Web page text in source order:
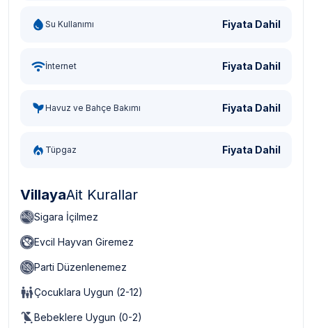
Su Kullanımı Fiyata Dahil
İnternet Fiyata Dahil
Havuz ve Bahçe Bakımı Fiyata Dahil
Tüpgaz Fiyata Dahil
VillayaAit Kurallar
Sigara İçilmez
Evcil Hayvan Giremez
Parti Düzenlenemez
Çocuklara Uygun (2-12)
Bebeklere Uygun (0-2)